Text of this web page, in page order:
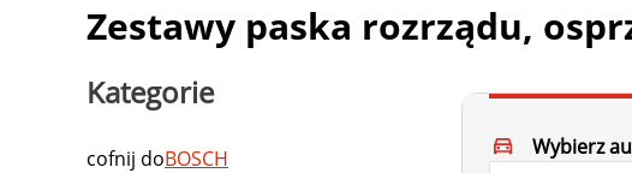
Zestawy paska rozrządu,
Kategorie
cofnij doBOSCH Wybierz